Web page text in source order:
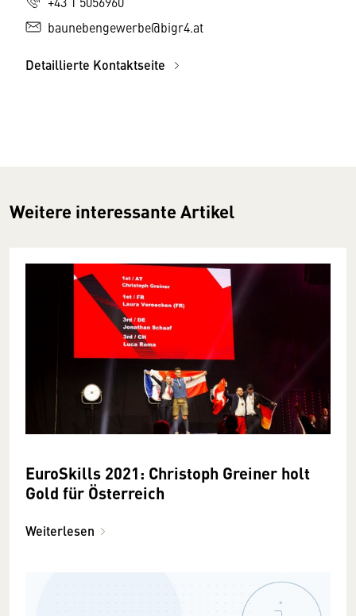
baunebengewerbe@bigr4.at
Detaillierte Kontaktseite
Weitere interessante Artikel
EuroSkills 2021: Christoph Greiner holt
Gold für Österreich
Weiterlesen